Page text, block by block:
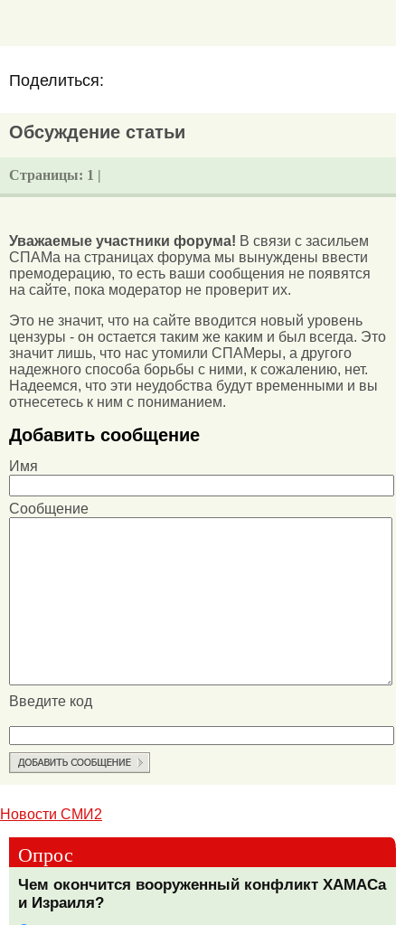
Поделиться:
Обсуждение статьи
Страницы: 1 |
Уважаемые участники форума! В связи с засильем
СПАМа на страницах форума мы вынуждены ввести
премодерацию, то есть ваши сообщения не появятся
на сайте, пока модератор не проверит их.
Это не значит, что на сайте вводится новый уровень
цензуры - он остается таким же каким и был всегда. Это
значит лишь, что нас утомили СПАМеры, а другого
надежного способа борьбы с ними, к сожалению, нет.
Надеемся, что эти неудобства будут временными и вы
отнесетесь к ним с пониманием.
Добавить сообщение
Имя
Сообщение
Введите код
Новости СМИ2
Опрос
Чем окончится вооруженный конфликт ХАМАСа
и Израиля?